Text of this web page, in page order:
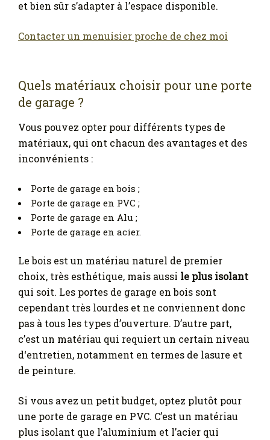
et bien sûr s’adapter à l’espace disponible.
Contacter un menuisier proche de chez moi
Quels matériaux choisir pour une porte
de garage ?
Vous pouvez opter pour différents types de
matériaux, qui ont chacun des avantages et des
inconvénients :
Porte de garage en bois ;
Porte de garage en PVC ;
Porte de garage en Alu ;
Porte de garage en acier.
Le bois est un matériau naturel de premier
choix, très esthétique, mais aussi le plus isolant
qui soit. Les portes de garage en bois sont
cependant très lourdes et ne conviennent donc
pas à tous les types d’ouverture. D’autre part,
c’est un matériau qui requiert un certain niveau
d‘entretien, notamment en termes de lasure et
de peinture.
Si vous avez un petit budget, optez plutôt pour
une porte de garage en PVC. C’est un matériau
plus isolant que l’aluminium et l’acier qui